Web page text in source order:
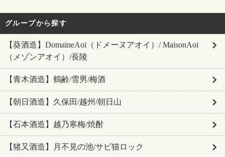
グループから探す
【葵酒造】DomaineAoi（ドメーヌアオイ）/ MaisonAoi
（メゾンアオイ）/長陵
【青木酒造】鶴齢/雪男/梅酒
【朝日酒造】久保田/越州/朝日山
【石本酒造】越乃寒梅/焼酎
【猪又酒造】月不見の池/サビ猫ロック